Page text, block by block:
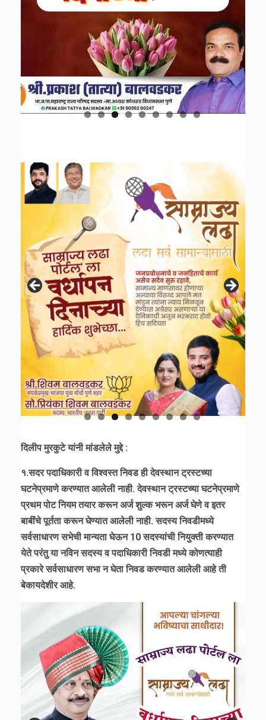
दिलीप मुरकुटे यांनी मांडलेले मुद्दे :
१.सदर पदाधिकारी व विश्वस्त निवड ही देवस्थान ट्रस्टच्या
घटनेप्रमाणे करण्यात आलेली नाही. देवस्थान ट्रस्टच्या घटनेप्रमाणे
प्रथम पोट नियम तयार करून अर्ज शुल्क भरून अर्ज घेणे व इतर
बाबींचे पूर्तता करून घेण्यात आलेली नाही. सदस्य निवडीमध्ये
सर्वसाधारण सभेची मान्यता घेऊन 10 सदस्यांची नियुक्ती करण्यात
येते परंतु या नविन सदस्य व पदाधिकारी निवडी मध्ये कोणत्याही
प्रकारे सर्वसाधारण सभा न घेता निवड करण्यात आलेली आहे ती
बेकायदेशीर आहे.